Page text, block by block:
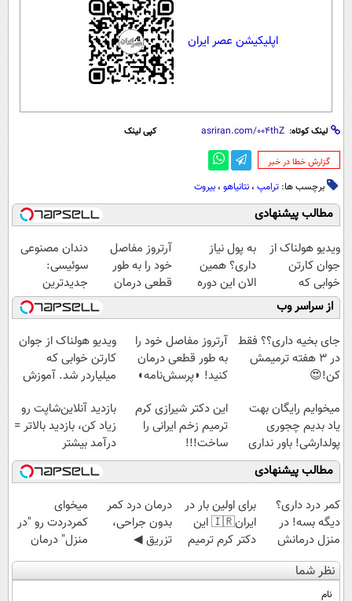
اپلیکیشن عصر ایران
لینک کوتاه: کپی لینک
‌گزارش خطا در خبر
برچسب ها: ترامپ ، نتانیاهو ، بیروت
مطالب پیشنهادی
ویدیو هولناک از
جوان کارتن
خوابی که
میلیاردر شد.
آموزش رایگان
به پول نیاز
داری؟ همین
الان این دوره
رایگان رو شرکت
کن تا دیر نشده!
آرتروز مفاصل
خود را به طور
قطعی درمان
کنید!
◗پرسش‌نامه◖
دندان مصنوعی
سوئیسی:
جدیدترین
فناوری اروپا،
سبک و مقاوم |
پرداخت قسطی
از سراسر وب
جای بخیه داری؟؟ فقط
در 3 هفته ترمیمش
کن!😍
آرتروز مفاصل خود را
به طور قطعی درمان
کنید! ◗پرسش‌نامه◖
ویدیو هولناک از جوان
کارتن خوابی که
میلیاردر شد. آموزش
میخوایم رایگان بهت
یاد بدیم چجوری
پولدارشی! باور نداری
امتحانش مجانیه
این دکتر شیرازی کرم
ترمیم زخم ایرانی را
ساخت!!!
بازدید آنلاین‌شاپت رو
زیاد کن، بازدید بالاتر =
درآمد بیشتر
مطالب پیشنهادی
کمر درد داری؟
دیگه بسه! در
منزل درمانش
کن
(◀پرسش‌نامه)
برای اولین بار در
ایران🇮🇷 این
دکتر کرم ترمیم
کننده 23 روزه
ساخت!
درمان درد کمر
بدون جراحی،
تزریق ◀
پرسش‌نامه رو پر
کن ▶
میخوای
کمردردت رو "در
منزل" درمان
کنی؟ (◂فیلم +
◂پرسش‌نامه)
نظر شما
نام